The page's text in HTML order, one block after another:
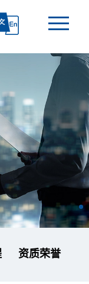
资质荣誉